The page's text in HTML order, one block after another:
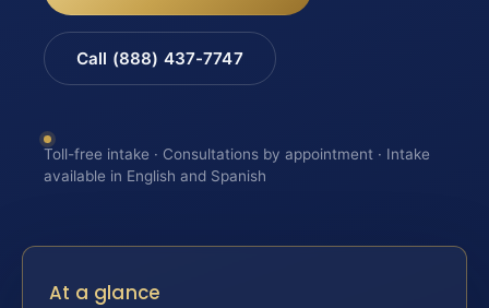
Call (888) 437-7747
Toll-free intake · Consultations by appointment · Intake
available in English and Spanish
At a glance